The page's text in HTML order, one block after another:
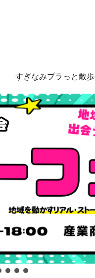
すぎなみプラっと散歩